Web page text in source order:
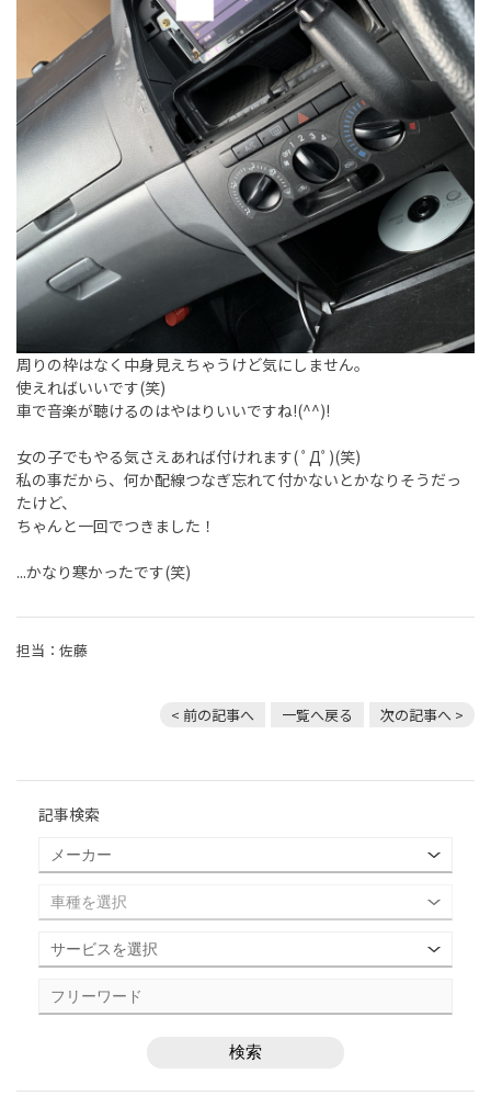
周りの枠はなく中身見えちゃうけど気にしません。
使えればいいです(笑)
車で音楽が聴けるのはやはりいいですね!(^^)!
女の子でもやる気さえあれば付けれます( ﾟДﾟ)(笑)
私の事だから、何か配線つなぎ忘れて付かないとかなりそうだっ
たけど、
ちゃんと一回でつきました！
...かなり寒かったです(笑)
担当：佐藤
< 前の記事へ 一覧へ戻る 次の記事へ >
記事検索